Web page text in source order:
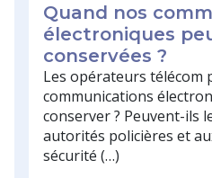
Quand nos
électroniques
conservées ?
Les opérateurs télécom
communications
conserver ? Peuvent-ils
autorités policières et
sécurité (…)